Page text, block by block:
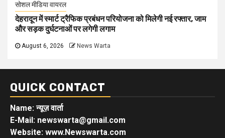
सोशल मीडिया वायरल
देहरादून में स्मार्ट ट्रैफिक प्रबंधन परियोजना को मिलेगी नई रफ्तार, जाम
और सड़क दुर्घटनाओं पर लगेगी लगाम
August 6, 2026 News Warta
QUICK CONTACT
Name: न्यूज़ वार्ता
E-Mail: newswarta@gmail.com
Website: www.Newswarta.com